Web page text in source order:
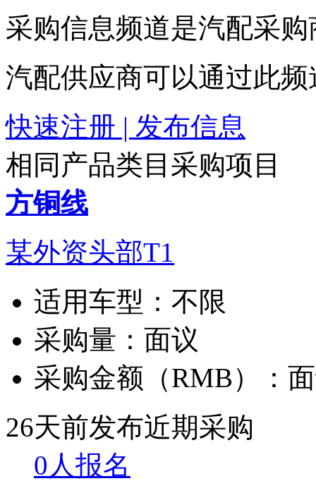
采购信息频道是汽配采
汽配供应商可以通过此
快速注册 | 发布信息
相同产品类目采购项目
方铜线
某外资头部T1
适用车型： 不限
采购量： 面议
采购金额（RMB）：
26天前发布近期采购
0人报名